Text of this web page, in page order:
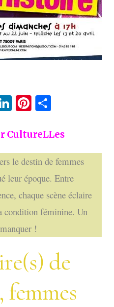
LinkedIn
Pinterest
CultureLLes
le destin de femmes
leur époque. Entre
chaque scène éclaire
condition féminine. Un
!
de
femmes